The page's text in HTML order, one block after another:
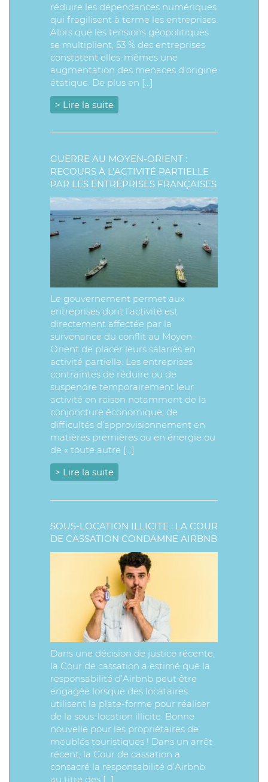
réduire les dépendances numériques
qui fragilisent à terme les entreprises.
Alors que les tensions géopolitiques
se multiplient, 53 % des entreprises
constatent elles-mêmes une
augmentation des menaces d’origine
étatique. De plus en […]
> Lire la suite
GUERRE AU MOYEN-ORIENT :
RECOURS À L’ACTIVITÉ PARTIELLE
PAR LES ENTREPRISES FRANÇAISES
Le gouvernement permet aux
entreprises dont l’activité est
directement affectée par la
survenance du conflit au Moyen-
Orient de placer leurs salariés en
activité partielle. Les entreprises
contraintes de réduire ou de
suspendre temporairement leur
activité en raison notamment de la
conjoncture économique, de
difficultés d’approvisionnement en
matières premières ou en énergie ou
de « toute autre […]
> Lire la suite
SOUS-LOCATION ILLICITE : LA COUR
DE CASSATION CONDAMNE AIRBNB
Dans une décision de justice récente,
la Cour de cassation a estimé que la
responsabilité d’Airbnb peut être
engagée lorsque des locataires
utilisent la plate-forme pour réaliser
de la sous-location illicite. Bonne
nouvelle pour les propriétaires de
meublés touristiques ! Dans un arrêt
récent, la Cour de cassation a
consacré la responsabilité d’Airbnb
au titre des […]